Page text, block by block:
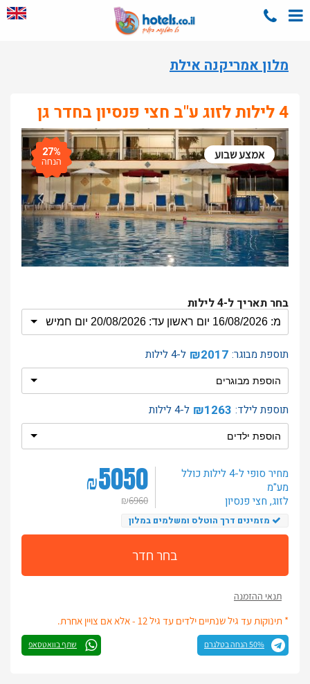
מלון אמריקנה אילת
4 לילות לזוג ע"ב חצי פנסיון בחדר גן
אמצע שבוע 27%
הנחה
בחר תאריך ל-4 לילות
תוספת מבוגר: ₪2017 ל-4 לילות
תוספת לילד: ₪1263 ל-4 לילות
₪5050
₪6960
מחיר סופי ל-4 לילות
כולל
מע"מ
לזוג, חצי פנסיון
מזמינים דרך הוטלס ומשלמים במלון
בחר חדר
תנאי ההזמנה
* תינוקות עד גיל שנתיים ילדים עד גיל 12 - אלא אם צויין אחרת.
50% הנחה בטלגרם שתף בוואטסאפ